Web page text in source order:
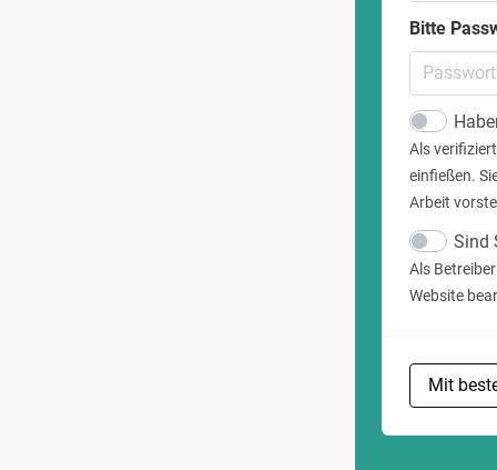
Bitte
Als
einfießen.
Arbeit
Sind
Als
Website
Mit